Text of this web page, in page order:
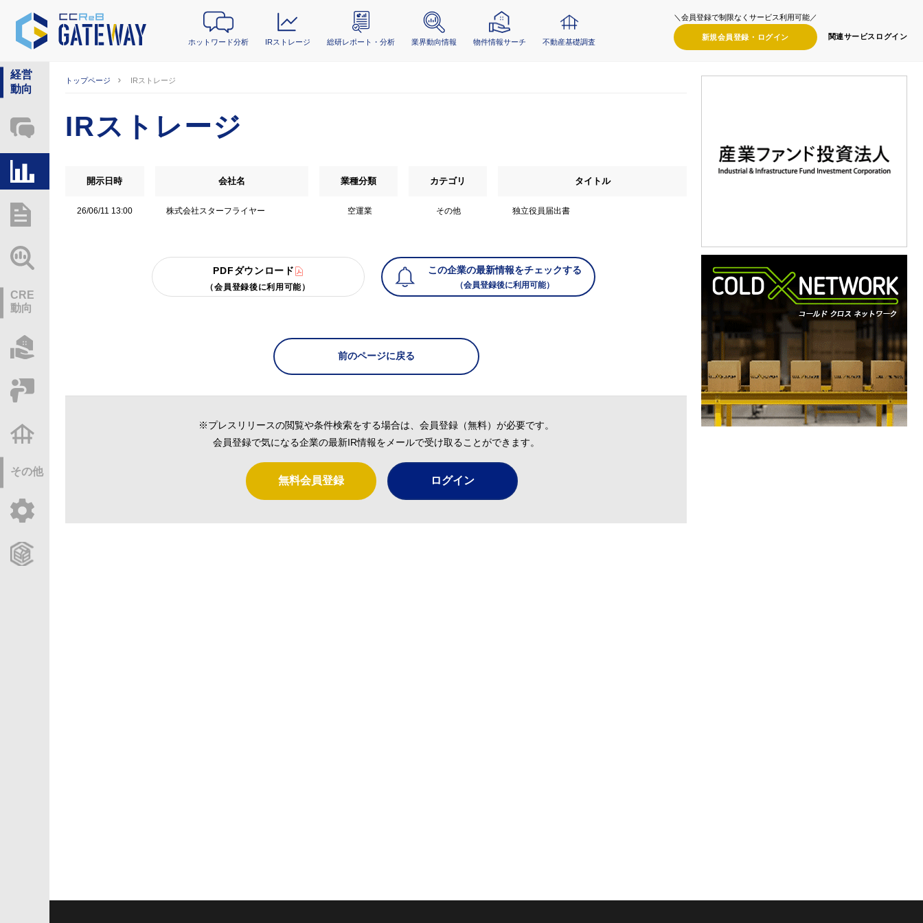
ホットワード分析 IRストレージ 総研レポート・分析 業界動向情報 物件情報サーチ 不動産基礎調査
＼会員登録で制限なくサービス利用可能／
新規会員登録・ ログイン 関連サービス ログイン
経営
動向
ホットワード分析
総研レポート・分析
CRE
動向
その他
トップページ IRストレージ
IRストレージ
開示日時 会社名 業種分類 カテゴリ タイトル
26/06/11 13:00 株式会社スターフライヤー 空運業 その他 独立役員届出書
PDFダウンロード
（会員登録後に利用可能）
この企業の最新情報をチェックする
（会員登録後に利用可能）
前のページに戻る
※プレスリリースの閲覧や条件検索をする場合は、会員登録（無料）が必要です。
会員登録で気になる企業の最新IR情報をメールで受け取ることができます。
無料会員登録 ログイン